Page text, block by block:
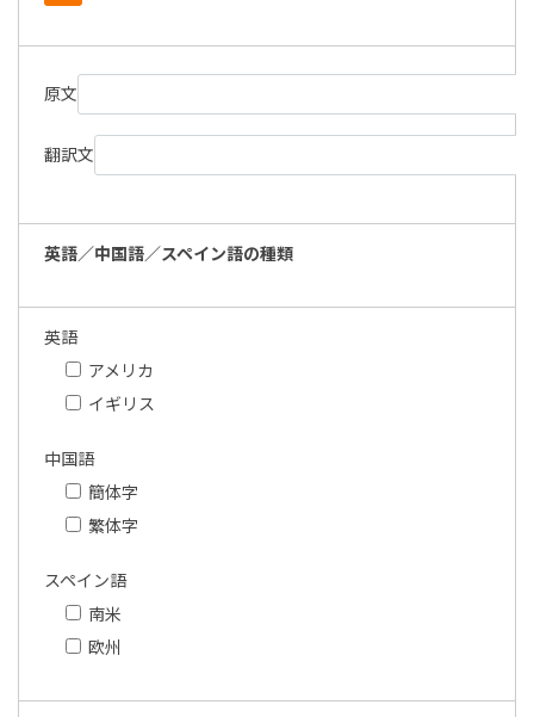
原文
翻訳文
英語／中国語／スペイン語の種類
英語
アメリカ
イギリス
中国語
簡体字
繁体字
スペイン語
南米
欧州